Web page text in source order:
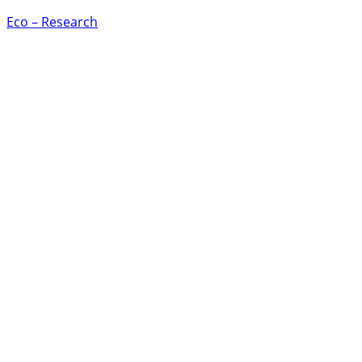
Eco – Research